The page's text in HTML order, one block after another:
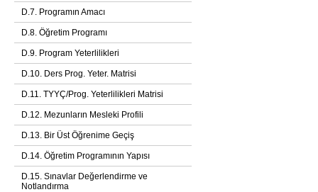
D.7. Programın Amacı
D.8. Öğretim Programı
D.9. Program Yeterlilikleri
D.10. Ders Prog. Yeter. Matrisi
D.11. TYYÇ/Prog. Yeterlilikleri Matrisi
D.12. Mezunların Mesleki Profili
D.13. Bir Üst Öğrenime Geçiş
D.14. Öğretim Programının Yapısı
D.15. Sınavlar Değerlendirme ve
Notlandırma